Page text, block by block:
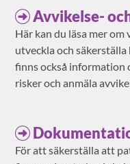
Avvikelse-
Här kan du läsa mer
utveckla och
finns också information
risker och anmäla
För att säkerställa att